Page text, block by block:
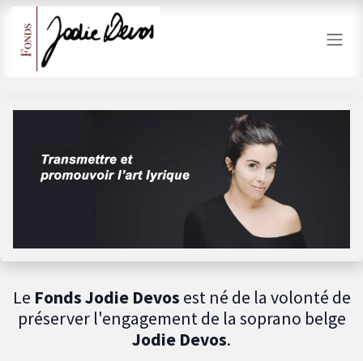
Se rendre au contenu
Le Fonds Jodie Devos est né de la volonté de
préserver l'engagement de la soprano belge
Jodie Devos.